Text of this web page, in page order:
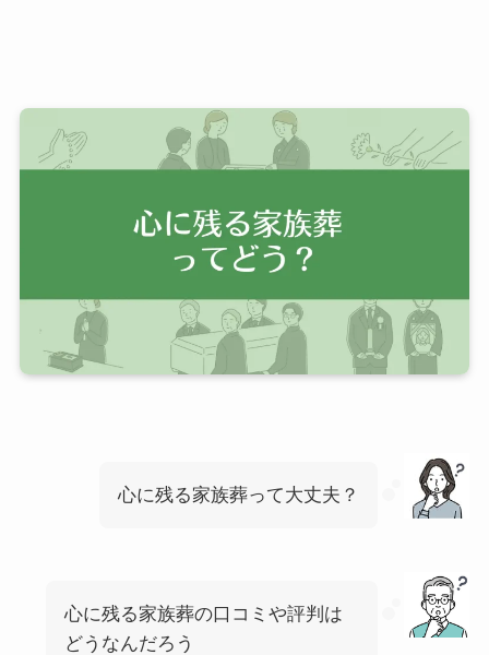
心に残る家族葬って大丈夫？
心に残る家族葬の口コミや評判は
どうなんだろう